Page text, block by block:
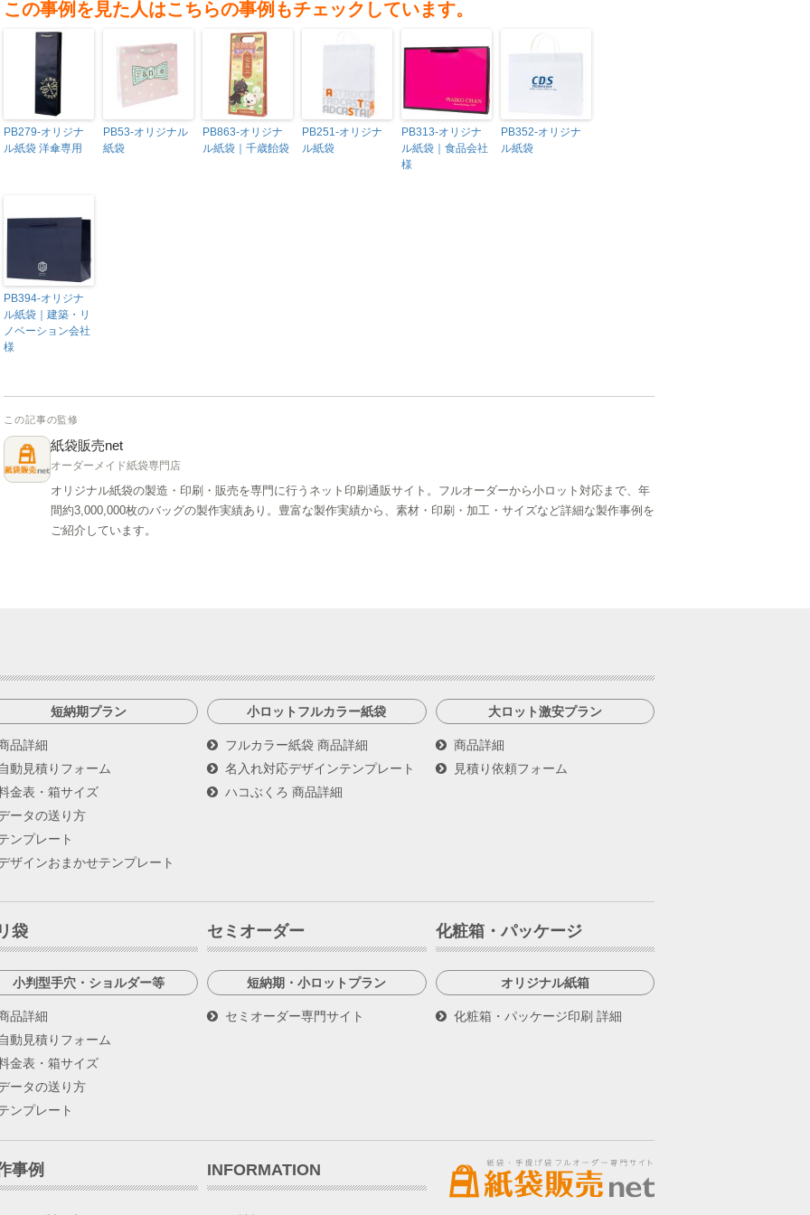
この事例を見た人はこちらの事例もチェックしています。
PB279-オリジナ
ル紙袋 洋傘専用
PB53-オリジナル
紙袋
PB863-オリジナ
ル紙袋｜千歳飴袋
PB251-オリジナ
ル紙袋
PB313-オリジナ
ル紙袋｜食品会社
様
PB352-オリジナ
ル紙袋
PB394-オリジナ
ル紙袋｜建築・リ
ノベーション会社
様
この記事の監修
紙袋販売net
オーダーメイド紙袋専門店
オリジナル紙袋の製造・印刷・販売を専門に行うネット印刷通販サイト。フルオーダーから小ロット対応まで、年
間約3,000,000枚のバッグの製作実績あり。豊富な製作実績から、素材・印刷・加工・サイズなど詳細な製作事例を
ご紹介しています。
短納期プラン
品詳細
動見積りフォーム
金表・箱サイズ
ータの送り方
ンプレート
ザインおまかせテンプレート
小ロットフルカラー紙袋
フルカラー紙袋 商品詳細
名入れ対応デザインテンプレート
ハコぶくろ 商品詳細
大ロット激安プラン
商品詳細
見積り依頼フォーム
袋
小判型手穴・ショルダー等
品詳細
動見積りフォーム
金表・箱サイズ
ータの送り方
ンプレート
セミオーダー
短納期・小ロットプラン
セミオーダー専門サイト
化粧箱・パッケージ
オリジナル紙箱
化粧箱・パッケージ印刷 詳細
事例 INFORMATION